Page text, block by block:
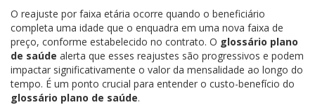
O reajuste por faixa etária ocorre quando o beneficiário
completa uma idade que o enquadra em uma nova faixa de
preço, conforme estabelecido no contrato. O glossário plano
de saúde alerta que esses reajustes são progressivos e podem
impactar significativamente o valor da mensalidade ao longo do
tempo. É um ponto crucial para entender o custo-benefício do
glossário plano de saúde.